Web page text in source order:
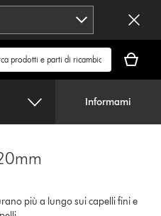
carrello
è
Informami
più a lungo sui capelli fini e